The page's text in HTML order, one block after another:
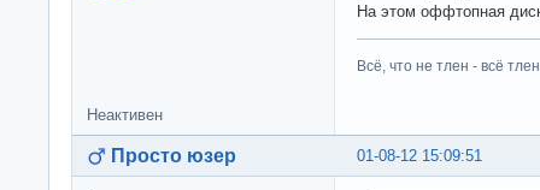
На этом оффтопная
Всё, что не тлен - всё
Неактивен
01-08-12 15:09:51
Просто юзер